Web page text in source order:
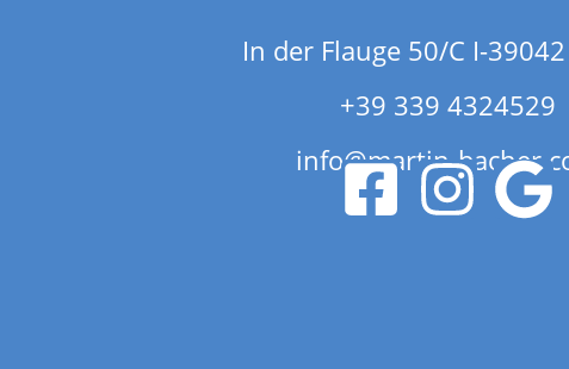
In der Flauge 50/C I-
+39 339 4324529
info@martin-